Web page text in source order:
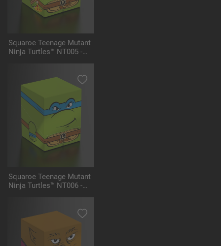
Squaroe Teenage Mutant
Ninja Turtles™ NT005 -
Squaroe Teenage Mutant
Ninja Turtles™ NT006 -